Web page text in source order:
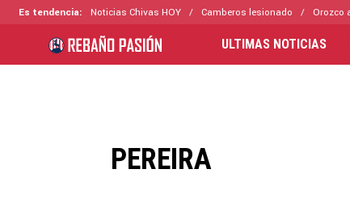
Es tendencia: Noticias Chivas HOY Camberos lesionado Orozco
ULTIMAS NOTICIAS
PEREIRA